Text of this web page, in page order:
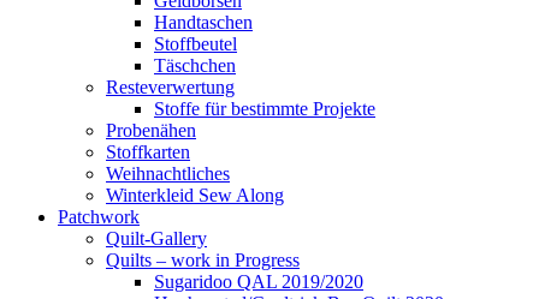
Handtaschen
Stoffbeutel
Täschchen
Resteverwertung
Stoffe für bestimmte Projekte
Probenähen
Stoffkarten
Weihnachtliches
Winterkleid Sew Along
Patchwork
Quilt-Gallery
Quilts – work in Progress
Sugaridoo QAL 2019/2020